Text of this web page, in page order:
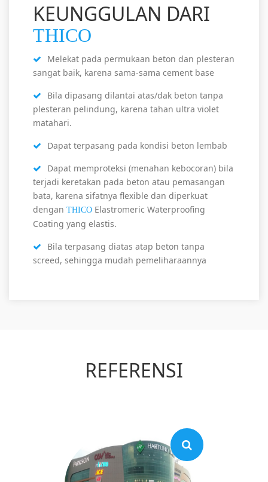
KEUNGGULAN DARI
THICO
Melekat pada permukaan beton dan plesteran
sangat baik, karena sama-sama cement base
Bila dipasang dilantai atas/dak beton tanpa
plesteran pelindung, karena tahan ultra violet
matahari.
Dapat terpasang pada kondisi beton lembab
Dapat memproteksi (menahan kebocoran) bila
terjadi keretakan pada beton atau pemasangan
bata, karena sifatnya flexible dan diperkuat
dengan THICO Elastromeric Waterproofing
Coating yang elastis.
Bila terpasang diatas atap beton tanpa
screed, sehingga mudah pemeliharaannya
REFERENSI